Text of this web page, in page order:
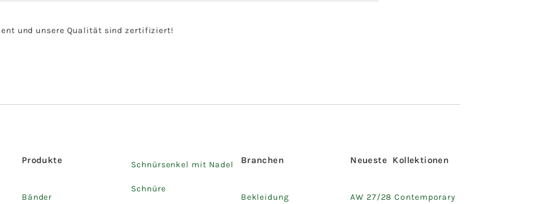
und unsere Qualität sind zertifiziert!
Produkte
Bänder
Schnürsenkel mit Nadel
Schnüre
Branchen
Bekleidung
Neueste Kollektionen
AW 27/28 Contemporary